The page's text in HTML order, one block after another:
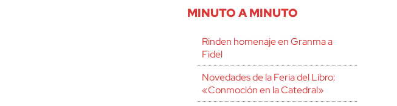
MINUTO A MINUTO
Rinden homenaje en Granma a
Fidel
Novedades de la Feria del Libro:
«Conmoción en la Catedral»